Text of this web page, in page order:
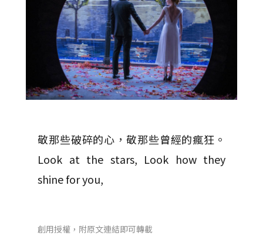
敬那些破碎的心，敬那些曾經的瘋狂。
Look at the stars, Look how they
shine for you,
創用授權，附原文連結即可轉載